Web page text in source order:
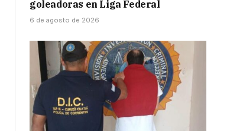
goleadoras en Liga Federal
6 de agosto de 2026